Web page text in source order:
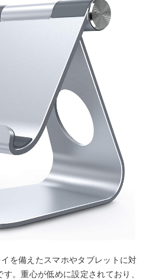
を備えたスマホやタブレットに対
。重心が低めに設定されており、